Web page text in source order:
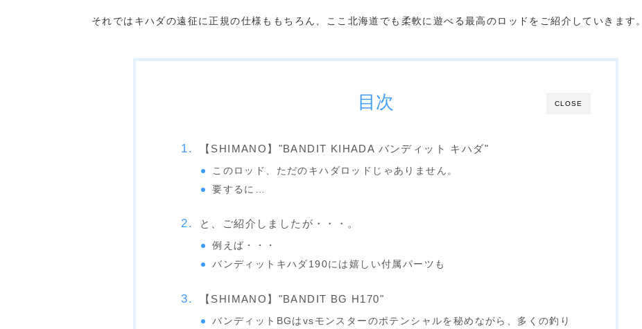
それではキハダの遠征に正規の仕様ももちろん、ここ北海道でも柔軟に遊べる最高のロッドをご紹介していきます。
CLOSE
目次
【SHIMANO】"BANDIT KIHADA バンディット キハダ"
このロッド、ただのキハダロッドじゃありません。
要するに…
と、ご紹介しましたが・・・。
例えば・・・
バンディットキハダ190には嬉しい付属パーツも
【SHIMANO】"BANDIT BG H170"
バンディットBGはvsモンスターのポテンシャルを秘めながら、多くの釣り